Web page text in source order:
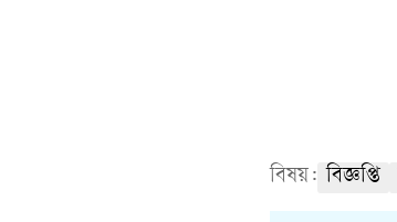
বিষয়: বিজ্ঞপ্তি